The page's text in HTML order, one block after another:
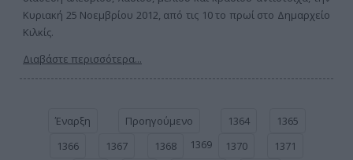
Κυριακή 25 Νοεμβρίου 2012, από τις 10 το πρωί στο Δημαρχείο
Κιλκίς.
Διαβάστε περισσότερα...
Έναρξη Προηγούμενο 1364
1365
1366
1367 1368 1369 1370
1371